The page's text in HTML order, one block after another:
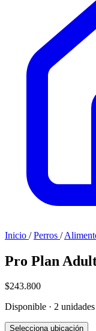
Inicio / Perros /
Pro Plan
$243.800
Disponible · 2 unidades
Selecciona ubicación